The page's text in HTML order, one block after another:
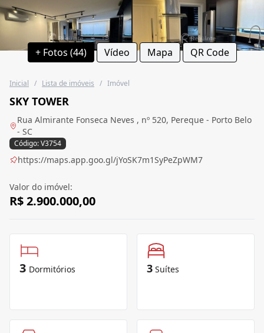
+ Fotos (44) Vídeo Mapa QR Code
Inicial / Lista de imóveis / Imóvel
SKY TOWER
Rua Almirante Fonseca Neves , nº 520, Pereque - Porto Belo
- SC
Código: V3754
https://maps.app.goo.gl/jYoSK7m1SyPeZpWM7
Valor do imóvel:
R$ 2.900.000,00
3 Dormitórios 3 Suítes